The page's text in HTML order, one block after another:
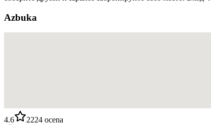
Azbuka
4.6 2224 ocena